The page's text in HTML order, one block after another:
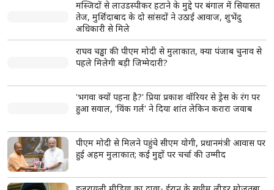
राजस्थान यूनिवर्सिटी में कंगना रनौत के बयान के खिलाफ प्रदर्शन, छात्रों ने फूंका